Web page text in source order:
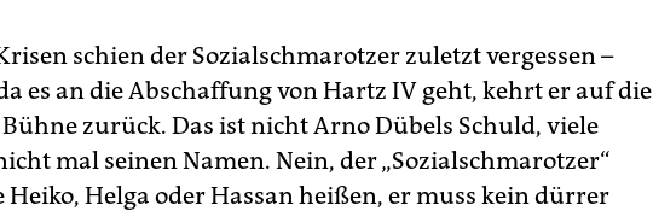
schien der Sozialschmarotzer zuletzt vergessen –
es an die Abschaffung von Hartz IV geht, kehrt er auf die
zurück. Das ist nicht Arno Dübels Schuld, viele
mal seinen Namen. Nein, der „Sozial­schmarotzer“
Heiko, Helga oder Hassan heißen, er muss kein dürrer